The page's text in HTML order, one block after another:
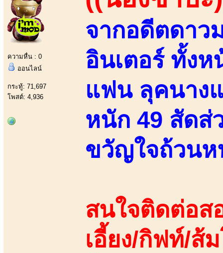
ความหื่น : 0
ออนไลน์
กระทู้: 71,697
โพสต์: 4,936
จากอดีตดาว
อินเตอร์ ทั้งห
แฟน ลุคนาง
หนัก 49 สัดส่
ขวัญใจถ้วนห
สนใจติดต่อส
เอี้ยง/กิฟท์/ส้